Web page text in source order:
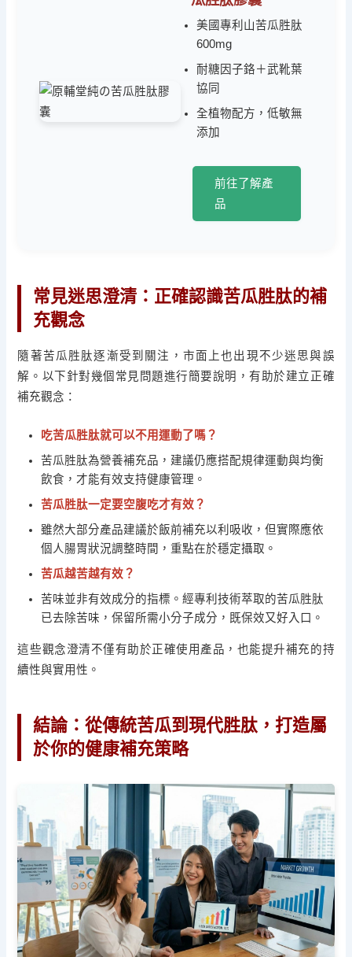
美國專利山苦瓜胜肽
600mg
耐糖因子鉻＋武靴葉
協同
全植物配方，低敏無
添加
前往了解產
品
常見迷思澄清：正確認識苦瓜胜肽的補
充觀念
隨著苦瓜胜肽逐漸受到關注，市面上也出現不少迷思與誤
解。以下針對幾個常見問題進行簡要說明，有助於建立正確
補充觀念：
吃苦瓜胜肽就可以不用運動了嗎？
苦瓜胜肽為營養補充品，建議仍應搭配規律運動與均衡
飲食，才能有效支持健康管理。
苦瓜胜肽一定要空腹吃才有效？
雖然大部分產品建議於飯前補充以利吸收，但實際應依
個人腸胃狀況調整時間，重點在於穩定攝取。
苦瓜越苦越有效？
苦味並非有效成分的指標。經專利技術萃取的苦瓜胜肽
已去除苦味，保留所需小分子成分，既保效又好入口。
這些觀念澄清不僅有助於正確使用產品，也能提升補充的持
續性與實用性。
結論：從傳統苦瓜到現代胜肽，打造屬
於你的健康補充策略